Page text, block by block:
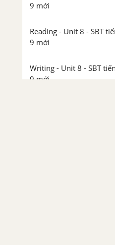
9 mới
Reading - Unit 8 - SBT
9 mới
Writing - Unit 8 - SBT
9 mới